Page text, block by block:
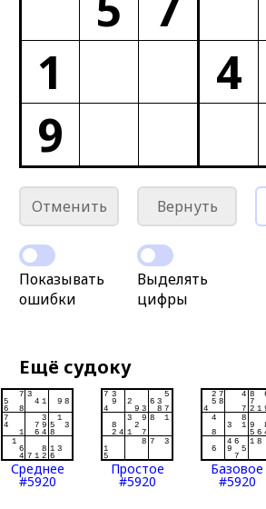
1
4
9
Отменить Вернуть
Показывать
ошибки
Выделять
цифры
Ещё судоку
Среднее
#5920
Простое
#5920
Базовое
#5920